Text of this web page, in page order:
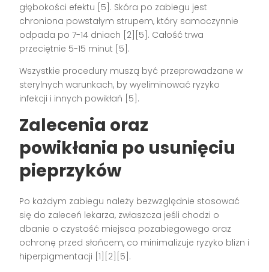
głębokości efektu [5] . Skóra po zabiegu jest
chroniona powstałym strupem, który samoczynnie
odpada po 7-14 dniach [2][5] . Całość trwa
przeciętnie 5-15 minut [5] .
Wszystkie procedury muszą być przeprowadzane w
sterylnych warunkach, by wyeliminować ryzyko
infekcji i innych powikłań [5] .
Zalecenia oraz
powikłania po usunięciu
pieprzyków
Po każdym zabiegu należy bezwzględnie stosować
się do zaleceń lekarza, zwłaszcza jeśli chodzi o
dbanie o czystość miejsca pozabiegowego oraz
ochronę przed słońcem, co minimalizuje ryzyko blizn i
hiperpigmentacji [1][2][5] .